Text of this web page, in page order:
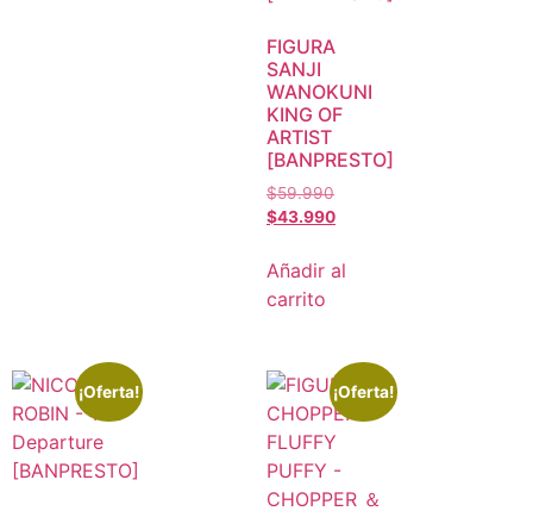
FIGURA
SANJI
WANOKUNI
KING OF
ARTIST
[BANPRESTO]
$59.990
$43.990
Añadir al
carrito
¡Oferta! ¡Oferta!